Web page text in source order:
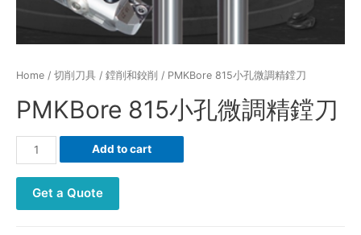
Home / 切削刀具 / 鏜削和鉸削 / PMKBore 815小孔微調精鏜刀
PMKBore 815小孔微調精鏜刀
PMKBore
815
Add to cart
Get a Quote